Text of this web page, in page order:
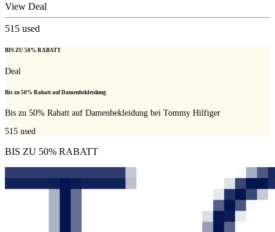
View Deal
515 used
BIS ZU 50% RABATT
Deal
Bis zu 50% Rabatt auf Damenbekleidung
Bis zu 50% Rabatt auf Damenbekleidung bei Tommy Hilfiger
515 used
BIS ZU 50% RABATT